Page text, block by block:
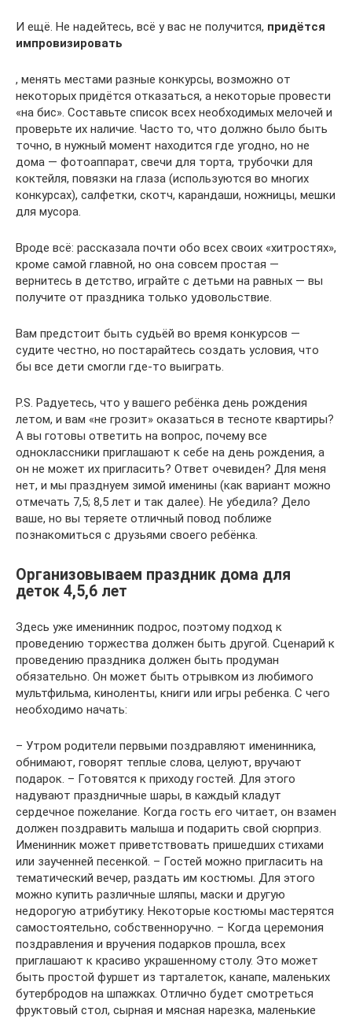
И ещё. Не надейтесь, всё у вас не получится, придётся
импровизировать
, менять местами разные конкурсы, возможно от
некоторых придётся отказаться, а некоторые провести
«на бис». Составьте список всех необходимых мелочей и
проверьте их наличие. Часто то, что должно было быть
точно, в нужный момент находится где угодно, но не
дома — фотоаппарат, свечи для торта, трубочки для
коктейля, повязки на глаза (используются во многих
конкурсах), салфетки, скотч, карандаши, ножницы, мешки
для мусора.
Вроде всё: рассказала почти обо всех своих «хитростях»,
кроме самой главной, но она совсем простая —
вернитесь в детство, играйте с детьми на равных — вы
получите от праздника только удовольствие.
Вам предстоит быть судьёй во время конкурсов —
судите честно, но постарайтесь создать условия, что
бы все дети смогли где-то выиграть.
P.S. Радуетесь, что у вашего ребёнка день рождения
летом, и вам «не грозит» оказаться в тесноте квартиры?
А вы готовы ответить на вопрос, почему все
одноклассники приглашают к себе на день рождения, а
он не может их пригласить? Ответ очевиден? Для меня
нет, и мы празднуем зимой именины (как вариант можно
отмечать 7,5; 8,5 лет и так далее). Не убедила? Дело
ваше, но вы теряете отличный повод поближе
познакомиться с друзьями своего ребёнка.
Организовываем праздник дома для
деток 4,5,6 лет
Здесь уже именинник подрос, поэтому подход к
проведению торжества должен быть другой. Сценарий к
проведению праздника должен быть продуман
обязательно. Он может быть отрывком из любимого
мультфильма, киноленты, книги или игры ребенка. С чего
необходимо начать:
– Утром родители первыми поздравляют именинника,
обнимают, говорят теплые слова, целуют, вручают
подарок. – Готовятся к приходу гостей. Для этого
надувают праздничные шары, в каждый кладут
сердечное пожелание. Когда гость его читает, он взамен
должен поздравить малыша и подарить свой сюрприз.
Именинник может приветствовать пришедших стихами
или заученней песенкой. – Гостей можно пригласить на
тематический вечер, раздать им костюмы. Для этого
можно купить различные шляпы, маски и другую
недорогую атрибутику. Некоторые костюмы мастерятся
самостоятельно, собственноручно. – Когда церемония
поздравления и вручения подарков прошла, всех
приглашают к красиво украшенному столу. Это может
быть простой фуршет из тарталеток, канапе, маленьких
бутербродов на шпажках. Отлично будет смотреться
фруктовый стол, сырная и мясная нарезка, маленькие